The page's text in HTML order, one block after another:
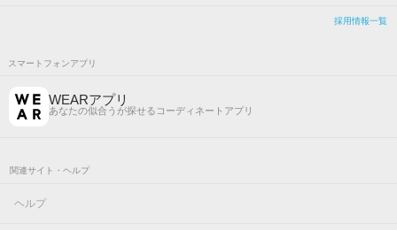
採用情報一覧
スマートフォンアプリ
WEARアプリ
あなたの似合うが探せるコーディネートアプリ
関連サイト・ヘルプ
ヘルプ